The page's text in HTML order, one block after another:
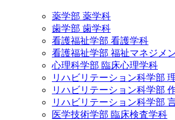
薬学部 薬学科
歯学部 歯学科
看護福祉学部 看護学科
看護福祉学部 福祉マネジメ
心理科学部 臨床心理学科
リハビリテーション科学部
リハビリテーション科学部
リハビリテーション科学部
医学技術学部 臨床検査学科